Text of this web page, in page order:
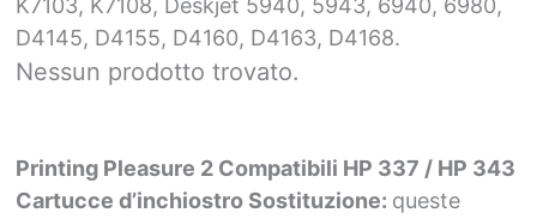
K7103, K7108, Deskjet 5940, 5943, 6940, 6980,
D4145, D4155, D4160, D4163, D4168.
Nessun prodotto trovato.
Printing Pleasure 2 Compatibili HP 337 / HP 343
Cartucce d’inchiostro Sostituzione: queste